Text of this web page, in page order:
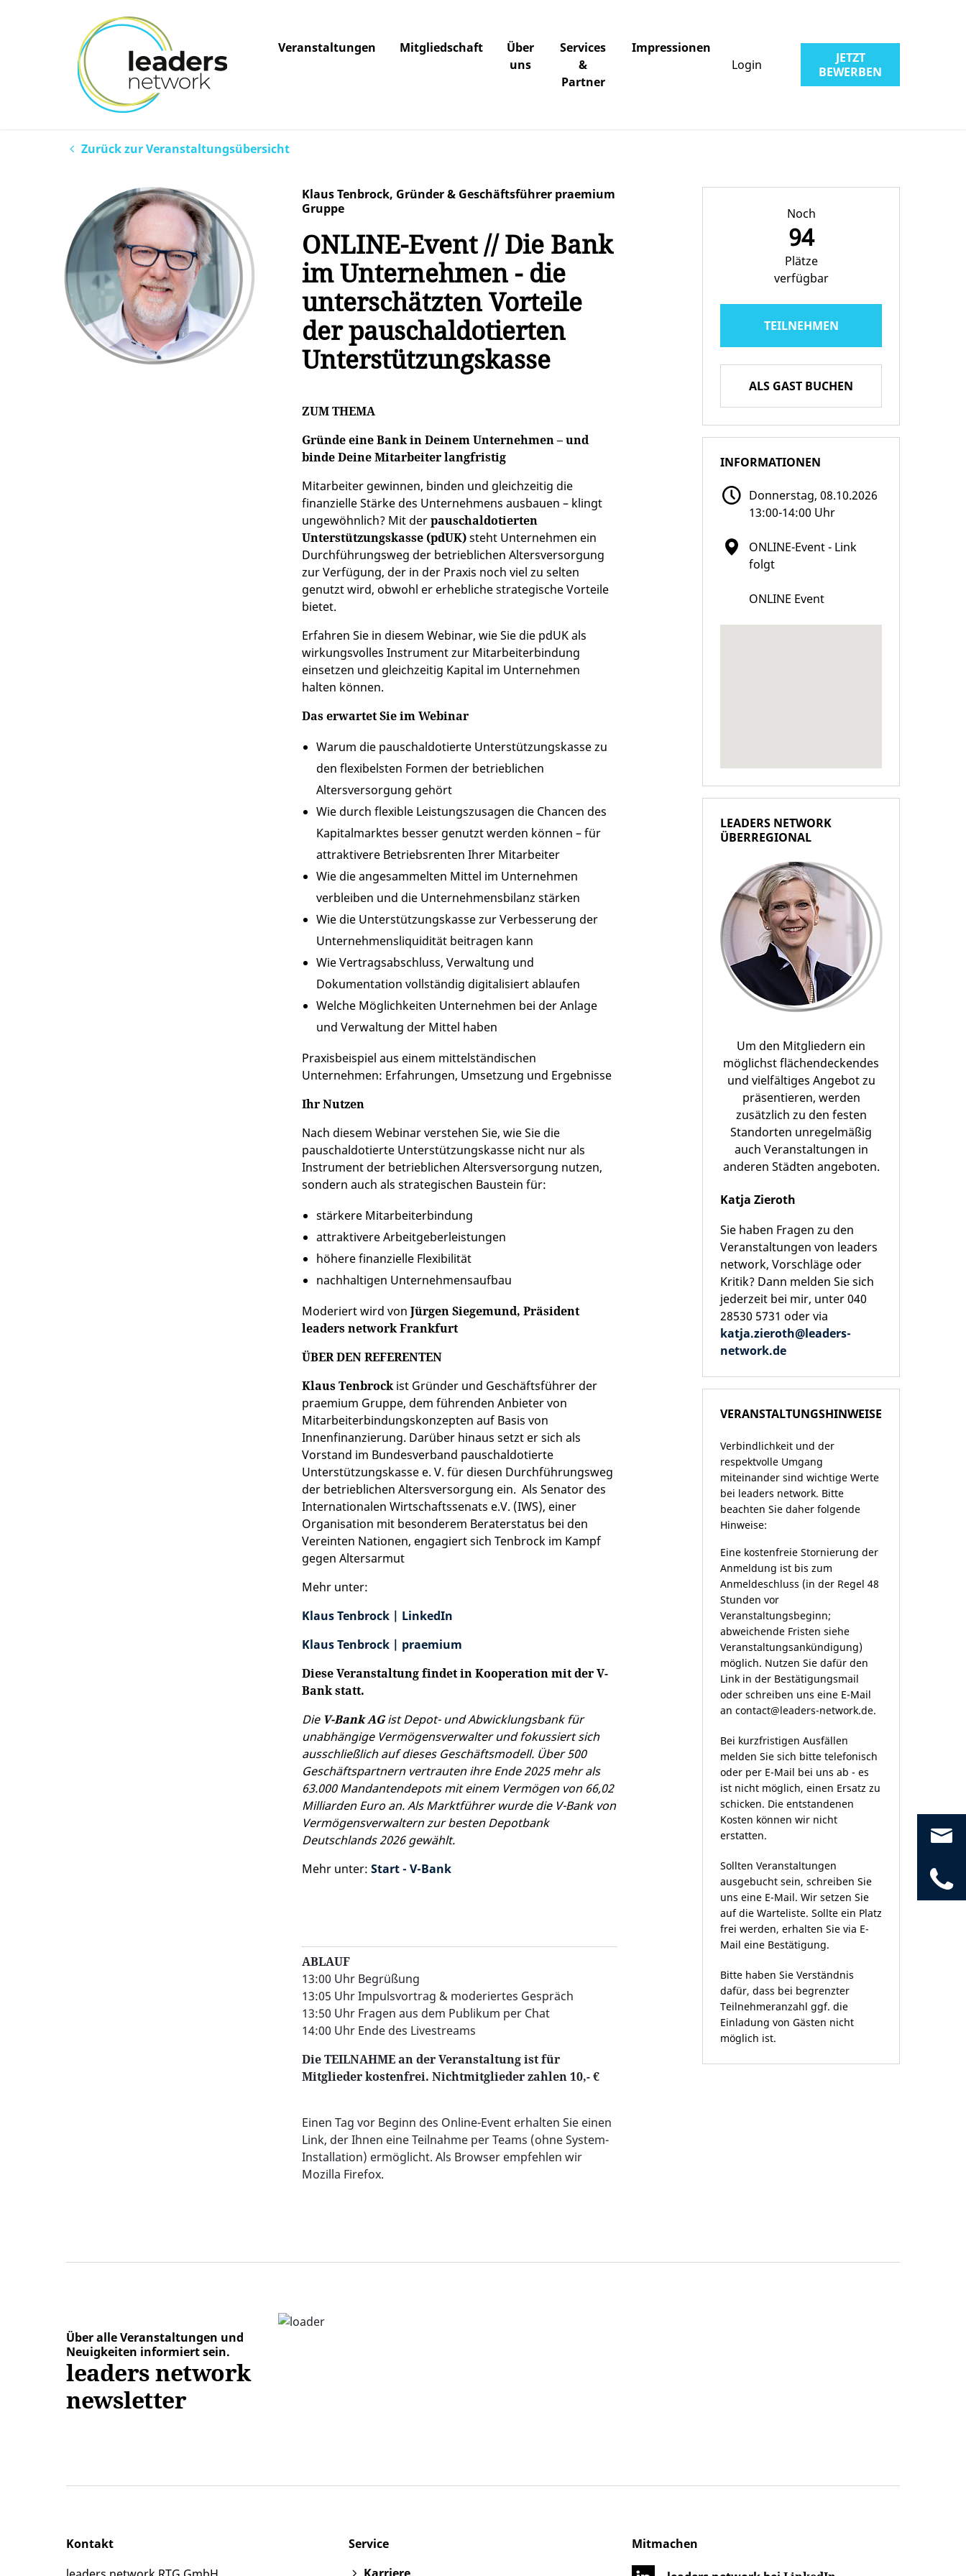
Veranstaltungen Mitgliedschaft
Über
uns
Services
&
Partner
Impressionen
Login
JETZT
BEWERBEN
Zurück zur Veranstaltungsübersicht
Klaus Tenbrock, Gründer & Geschäftsführer praemium
Gruppe
ONLINE-Event // Die Bank
im Unternehmen - die
unterschätzten Vorteile
der pauschaldotierten
Unterstützungskasse
ZUM THEMA
Gründe eine Bank in Deinem Unternehmen – und
binde Deine Mitarbeiter langfristig
Mitarbeiter gewinnen, binden und gleichzeitig die
finanzielle Stärke des Unternehmens ausbauen – klingt
ungewöhnlich? Mit derpauschaldotierten
Unterstützungskasse (pdUK)steht Unternehmen ein
Durchführungsweg der betrieblichen Altersversorgung
zur Verfügung, der in der Praxis noch viel zu selten
genutzt wird, obwohl er erhebliche strategische Vorteile
bietet.
Erfahren Sie in diesem Webinar, wie Sie die pdUK als
wirkungsvolles Instrument zur Mitarbeiterbindung
einsetzen und gleichzeitig Kapital im Unternehmen
halten können.
Das erwartet Sie im Webinar
Warum die pauschaldotierte Unterstützungskasse zu
den flexibelsten Formen der betrieblichen
Altersversorgung gehört
Wie durch flexible Leistungszusagen die Chancen des
Kapitalmarktes besser genutzt werden können – für
attraktivere Betriebsrenten Ihrer Mitarbeiter
Wie die angesammelten Mittel im Unternehmen
verbleiben und die Unternehmensbilanz stärken
Wie die Unterstützungskasse zur Verbesserung der
Unternehmensliquidität beitragen kann
Wie Vertragsabschluss, Verwaltung und
Dokumentation vollständig digitalisiert ablaufen
Welche Möglichkeiten Unternehmen bei der Anlage
und Verwaltung der Mittel haben
Praxisbeispiel aus einem mittelständischen
Unternehmen: Erfahrungen, Umsetzung und Ergebnisse
Ihr Nutzen
Nach diesem Webinar verstehen Sie, wie Sie die
pauschaldotierte Unterstützungskasse nicht nur als
Instrument der betrieblichen Altersversorgung nutzen,
sondern auch als strategischen Baustein für:
stärkere Mitarbeiterbindung
attraktivere Arbeitgeberleistungen
höhere finanzielle Flexibilität
nachhaltigen Unternehmensaufbau
Moderiert wird von Jürgen Siegemund, Präsident
leaders network Frankfurt
ÜBER DEN REFERENTEN
Klaus Tenbrockist Gründer und Geschäftsführer der
praemium Gruppe, dem führenden Anbieter von
Mitarbeiterbindungskonzepten auf Basis von
Innenfinanzierung. Darüber hinaus setzt er sich als
Vorstand im Bundesverband pauschaldotierte
Unterstützungskasse e. V. für diesen Durchführungsweg
der betrieblichen Altersversorgung ein. Als Senator des
Internationalen Wirtschaftssenats e.V. (IWS), einer
Organisation mit besonderem Beraterstatus bei den
Vereinten Nationen, engagiert sich Tenbrock im Kampf
gegen Altersarmut
Mehr unter:
Klaus Tenbrock | LinkedIn
Klaus Tenbrock | praemium
Diese Veranstaltung findet in Kooperation mit der V-
Bank statt.
Die V-Bank AGist Depot- und Abwicklungsbank für
unabhängige Vermögensverwalter und fokussiert sich
ausschließlich auf dieses Geschäftsmodell. Über 500
Geschäftspartnern vertrauten ihre Ende 2025 mehr als
63.000 Mandantendepots mit einem Vermögen von 66,02
Milliarden Euro an. Als Marktführer wurde die V-Bank von
Vermögensverwaltern zur besten Depotbank
Deutschlands 2026 gewählt.
Mehr unter: Start - V-Bank
ABLAUF
13:00 Uhr Begrüßung
13:05 Uhr Impulsvortrag & moderiertes Gespräch
13:50 Uhr Fragen aus dem Publikum per Chat
14:00 Uhr Ende des Livestreams
Die TEILNAHME an der Veranstaltung ist für
Mitglieder kostenfrei. Nichtmitglieder zahlen 10,- €
Einen Tag vor Beginn des Online-Event erhalten Sie einen
Link, der Ihnen eine Teilnahme per Teams (ohne System-
Installation) ermöglicht. Als Browser empfehlen wir
Mozilla Firefox.
Noch
94
Plätze
verfügbar
TEILNEHMEN
ALS GAST BUCHEN
INFORMATIONEN
Donnerstag, 08.10.2026
13:00-14:00 Uhr
ONLINE-Event - Link
folgt
ONLINE Event
LEADERS NETWORK
ÜBERREGIONAL
Um den Mitgliedern ein
möglichst flächendeckendes
und vielfältiges Angebot zu
präsentieren, werden
zusätzlich zu den festen
Standorten unregelmäßig
auch Veranstaltungen in
anderen Städten angeboten.
Katja Zieroth
Sie haben Fragen zu den
Veranstaltungen von leaders
network, Vorschläge oder
Kritik? Dann melden Sie sich
jederzeit bei mir, unter 040
28530 5731 oder via
katja.zieroth@leaders-
network.de
VERANSTALTUNGSHINWEISE
Verbindlichkeit und der
respektvolle Umgang
miteinander sind wichtige Werte
bei leaders network. Bitte
beachten Sie daher folgende
Hinweise:
Eine kostenfreie Stornierung der
Anmeldung ist bis zum
Anmeldeschluss (in der Regel 48
Stunden vor
Veranstaltungsbeginn;
abweichende Fristen siehe
Veranstaltungsankündigung)
möglich. Nutzen Sie dafür den
Link in der Bestätigungsmail
oder schreiben uns eine E-Mail
an contact@leaders-network.de.
Bei kurzfristigen Ausfällen
melden Sie sich bitte telefonisch
oder per E-Mail bei uns ab - es
ist nicht möglich, einen Ersatz zu
schicken. Die entstandenen
Kosten können wir nicht
erstatten.
Sollten Veranstaltungen
ausgebucht sein, schreiben Sie
uns eine E-Mail. Wir setzen Sie
auf die Warteliste. Sollte ein Platz
frei werden, erhalten Sie via E-
Mail eine Bestätigung.
Bitte haben Sie Verständnis
dafür, dass bei begrenzter
Teilnehmeranzahl ggf. die
Einladung von Gästen nicht
möglich ist.
Über alle Veranstaltungen und
Neuigkeiten informiert sein.
leaders network
newsletter
Kontakt
Service
Mitmachen